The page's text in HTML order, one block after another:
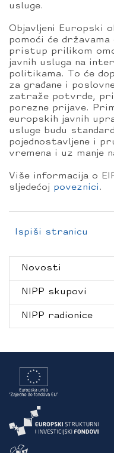
usluge.
Objavljeni Europski
pomoći će
pristup prilikom
javnih usluga na
politikama. To će
za građane i
zatraže potvrde,
porezne prijave.
europskih javnih
usluge budu
pojednostavljene i
vremena i uz manje
Više informacija o
sljedećoj poveznici .
Ispiši stranicu
Novosti
NIPP skupovi
NIPP radionice